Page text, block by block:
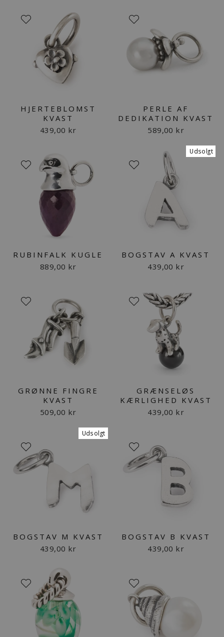
HJERTEBLOMST
KVAST
439,00 kr
PERLE AF
DEDIKATION KVAST
589,00 kr
RUBINFALK KUGLE
889,00 kr
Udsolgt
BOGSTAV A KVAST
439,00 kr
GRØNNE FINGRE
KVAST
509,00 kr
GRÆNSELØS
KÆRLIGHED KVAST
439,00 kr
Udsolgt
BOGSTAV M KVAST
439,00 kr
BOGSTAV B KVAST
439,00 kr